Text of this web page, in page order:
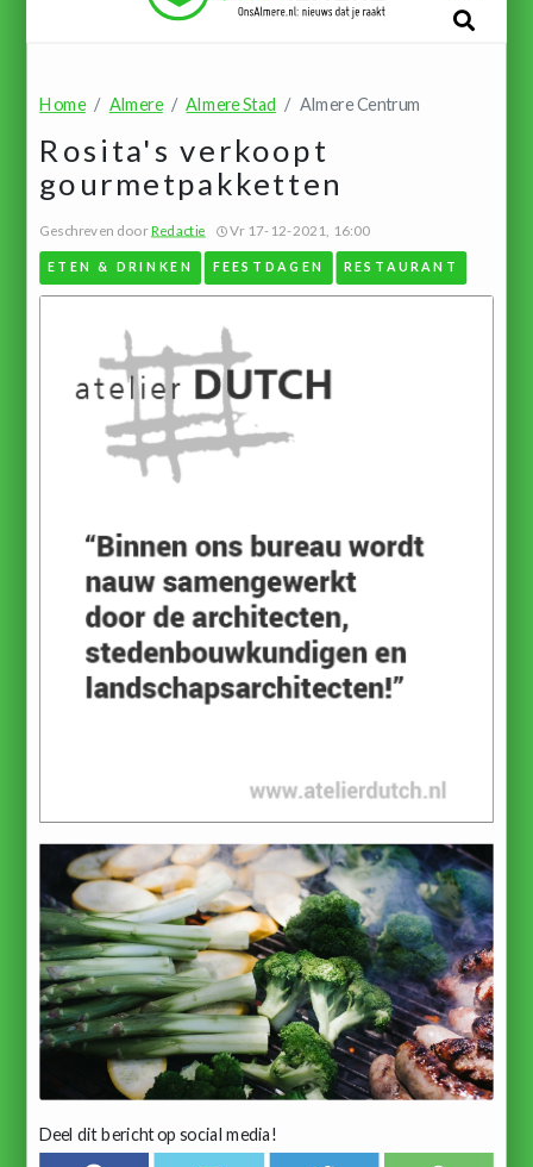
Home Almere Almere Stad Almere Centrum
Rosita's verkoopt
gourmetpakketten
Geschreven doorRedactie Vr 17-12-2021, 16:00
ETEN & DRINKEN FEESTDAGEN RESTAURANT
Deel dit bericht op social media!